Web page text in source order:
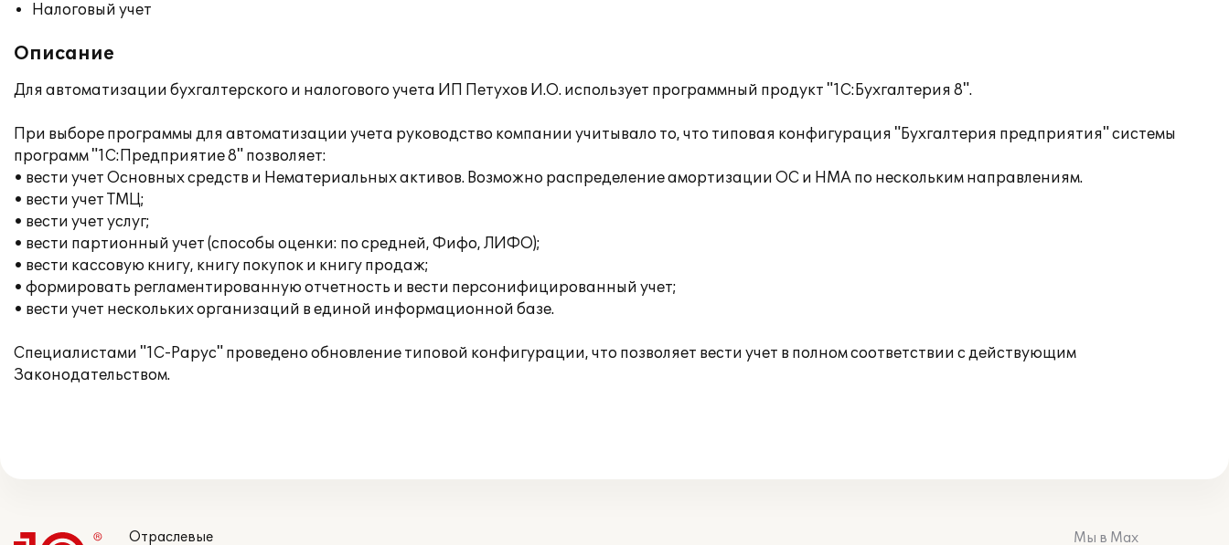
Налоговый учет
Описание
Для автоматизации бухгалтерского и налогового учета ИП Петухов И.О. использует программный продукт "1С:Бухгалтерия 8".
При выборе программы для автоматизации учета руководство компании учитывало то, что типовая конфигурация "Бухгалтерия предприятия" системы
программ "1С:Предприятие 8" позволяет:
• вести учет Основных средств и Нематериальных активов. Возможно распределение амортизации ОС и НМА по нескольким направлениям.
• вести учет ТМЦ;
• вести учет услуг;
• вести партионный учет (способы оценки: по средней, Фифо, ЛИФО);
• вести кассовую книгу, книгу покупок и книгу продаж;
• формировать регламентированную отчетность и вести персонифицированный учет;
• вести учет нескольких организаций в единой информационной базе.
Специалистами "1С-Рарус" проведено обновление типовой конфигурации, что позволяет вести учет в полном соответствии с действующим
Законодательством.
Отраслевые Мы в Max